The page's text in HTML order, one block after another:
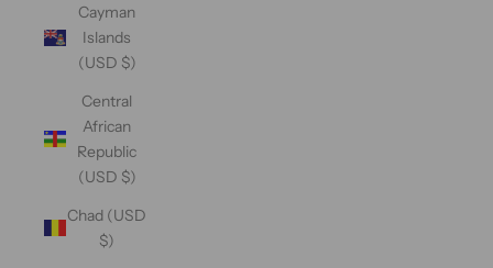
Cayman
Islands
(USD $)
Central
African
Republic
(USD $)
Chad (USD
$)